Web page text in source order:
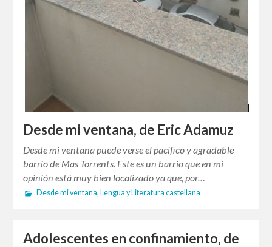
Desde mi ventana, de Eric Adamuz
Desde mi ventana puede verse el pacífico y agradable
barrio de Mas Torrents. Este es un barrio que en mi
opinión está muy bien localizado ya que, por…
Desde mi ventana, Lengua y Literatura castellana
Adolescentes en confinamiento, de